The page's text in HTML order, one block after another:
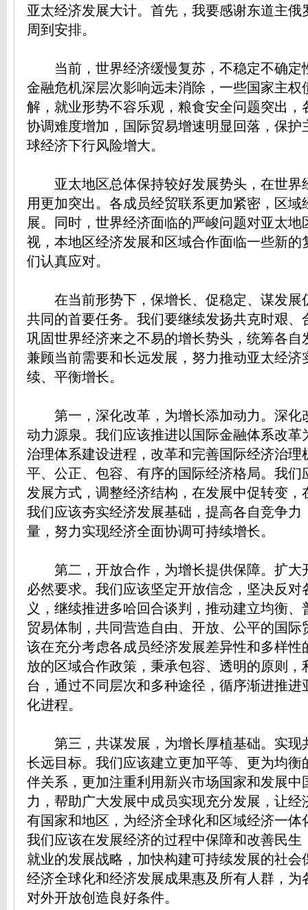
亚太经济发展大计。首先，我要感谢东道主俄
周到安排。
当前，世界经济缓慢复苏，不稳定不确定
金融危机深层次影响远未消除，一些国家主权
解，就业形势不容乐观，粮食安全问题突出，
协调难度增加，国际贸易增速明显回落，保护
球经济下行风险增大。
亚太地区总体保持较好发展势头，在世界
用更加突出。各成员经贸联系更加紧密，区域
展。同时，世界经济面临的严峻问题对亚太地
视，本地区经济发展和区域合作面临一些新的
们认真应对。
在当前形势下，保增长、促稳定、谋发展
共同的首要任务。我们要继续发扬共克时艰、
巩固世界经济来之不易的增长势头，统筹各自
兼顾当前需要和长远发展，努力推动亚太经济
续、平衡增长。
第一，深化改革，为增长添加动力。深化
动力源泉。我们应该推进以国际金融体系改革
治理体系建设进程，改革和完善国际经济治理
平、公正、包容、有序的国际经济格局。我们
发展方式，调整经济结构，在发展中促转变，
我们应该夯实经济发展基础，提高各自竞争力
量，努力实现经济全面协调可持续增长。
第二，开放合作，为增长提供保障。扩大
必然要求。我们应该坚定开放信念，坚决反对
义，继续推进多哈回合谈判，推动建立均衡、
贸易体制，共同营造自由、开放、公平的国际
该在充分考虑各成员经济发展差异性和多样性
放的区域合作政策，秉承包容、透明的原则，
台，通过不同层次和多种途径，循序渐进推进
化进程。
第三，共谋发展，为增长厚植基础。实现
长远目标。我们应该建立更加平等、更为均衡
伴关系，更加注重利用新兴市场国家和发展中
力，帮助广大发展中成员实现充分发展，让经
有国家和地区，为经济全球化和区域经济一体
我们应该在发展经济的过程中保障和改善民生
就业的发展战略，加快构建可持续发展的社会
经济全球化和经济发展成果惠及所有人群，为
对外开放创造良好条件。